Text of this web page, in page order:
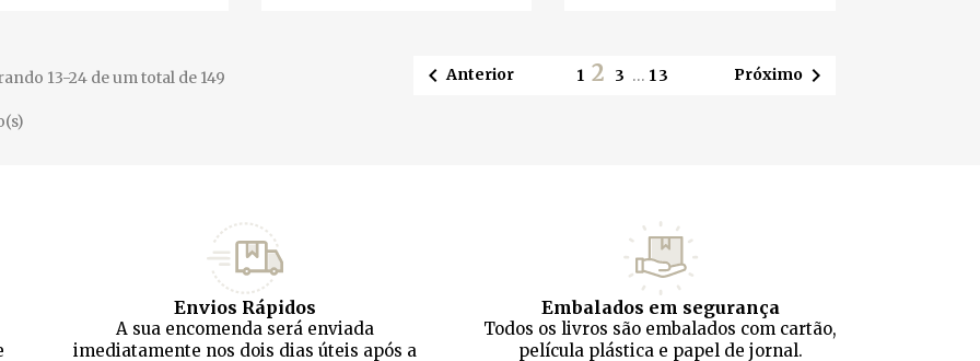
13-24 de um total de 149 Anterior 12 3 … 13 Próximo
Envios Rápidos
A sua encomenda será enviada
imediatamente nos dois dias úteis após a
Embalados em segurança
Todos os livros são embalados com cartão,
película plástica e papel de jornal.